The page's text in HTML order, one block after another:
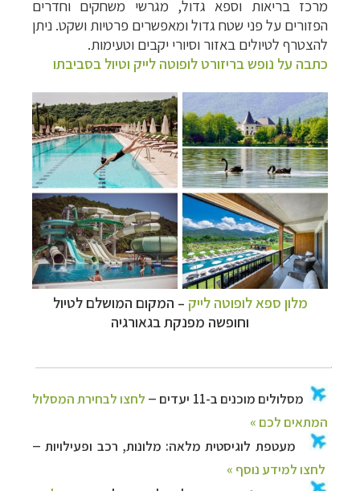
מרכז בריאות וספא גדול, מגרשי משחקים וחדרים
הפזורים על פני שטח גדול ומאפשרים פרטיות ושקט. ניתן
להצטרף לטיולים באזור וסיורי יקבים וטעימות.
כתבה על נופש בריזורט לופוטה לייק וטיול בסביבתו
מלון ספא לופוטה לייק – המקום המושלם לטיול
וחופשה מפנקת בגאורגיה